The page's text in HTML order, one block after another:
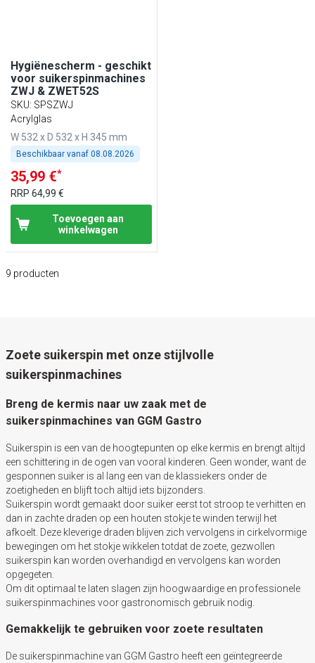
Hygiënescherm - geschikt
voor suikerspinmachines
ZWJ & ZWET52S
SKU: SPSZWJ
Acrylglas
W 532 x D 532 x H 345 mm
Beschikbaar vanaf 08.08.2026
35,99 €*
RRP 64,99 €
Toevoegen aan
winkelwagen
9 producten
Zoete suikerspin met onze stijlvolle
suikerspinmachines
Breng de kermis naar uw zaak met de
suikerspinmachines van GGM Gastro
Suikerspin is een van de hoogtepunten op elke kermis en brengt altijd
een schittering in de ogen van vooral kinderen. Geen wonder, want de
gesponnen suiker is al lang een van de klassiekers onder de
zoetigheden en blijft toch altijd iets bijzonders.
Suikerspin wordt gemaakt door suiker eerst tot stroop te verhitten en
dan in zachte draden op een houten stokje te winden terwijl het
afkoelt. Deze kleverige draden blijven zich vervolgens in cirkelvormige
bewegingen om het stokje wikkelen totdat de zoete, gezwollen
suikerspin kan worden overhandigd en vervolgens kan worden
opgegeten.
Om dit optimaal te laten slagen zijn hoogwaardige en professionele
suikerspinmachines voor gastronomisch gebruik nodig.
Gemakkelijk te gebruiken voor zoete resultaten
De suikerspinmachine van GGM Gastro heeft een geïntegreerde